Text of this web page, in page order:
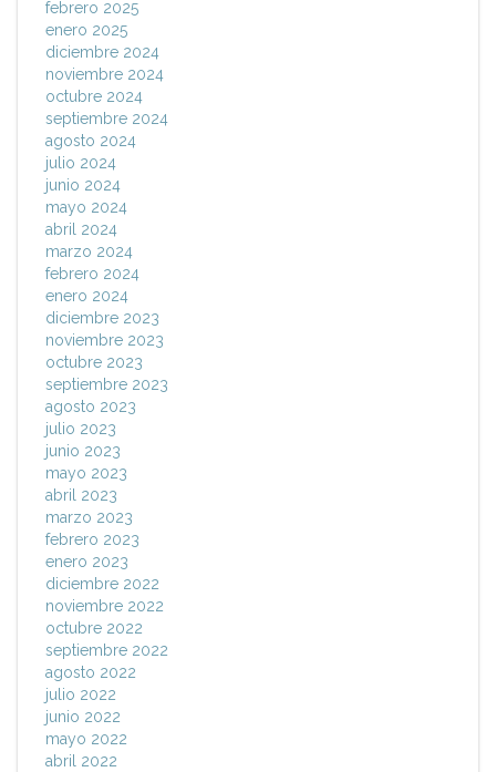
febrero 2025
enero 2025
diciembre 2024
noviembre 2024
octubre 2024
septiembre 2024
agosto 2024
julio 2024
junio 2024
mayo 2024
abril 2024
marzo 2024
febrero 2024
enero 2024
diciembre 2023
noviembre 2023
octubre 2023
septiembre 2023
agosto 2023
julio 2023
junio 2023
mayo 2023
abril 2023
marzo 2023
febrero 2023
enero 2023
diciembre 2022
noviembre 2022
octubre 2022
septiembre 2022
agosto 2022
julio 2022
junio 2022
mayo 2022
abril 2022